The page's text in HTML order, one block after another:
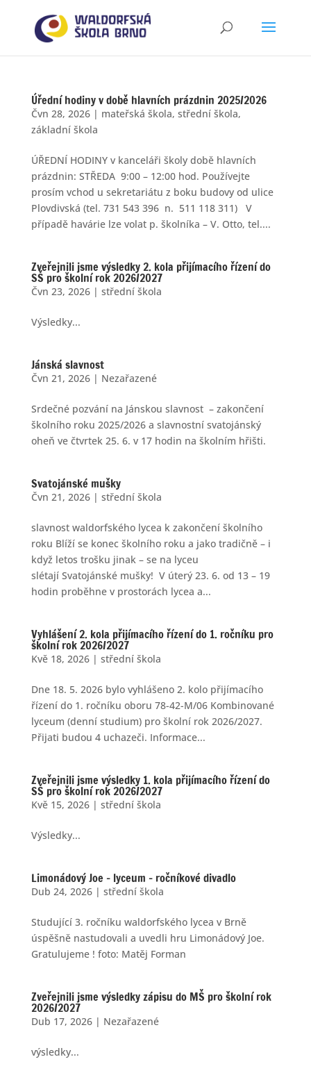
Úřední hodiny v době hlavních prázdnin 2025/2026
Čvn 28, 2026| mateřská škola, střední škola,
základní škola
ÚŘEDNÍ HODINY v kanceláři školy době hlavních
prázdnin: STŘEDA 9:00 – 12:00 hod. Používejte
prosím vchod u sekretariátu z boku budovy od ulice
Plovdivská (tel. 731 543 396 n. 511 118 311) V
případě havárie lze volat p. školníka – V. Otto, tel....
Zveřejnili jsme výsledky 2. kola přijímacího řízení do
SŠ pro školní rok 2026/2027
Čvn 23, 2026| střední škola
Výsledky...
Jánská slavnost
Čvn 21, 2026| Nezařazené
Srdečné pozvání na Jánskou slavnost – zakončení
školního roku 2025/2026 a slavnostní svatojánský
oheň ve čtvrtek 25. 6. v 17 hodin na školním hřišti.
Svatojánské mušky
Čvn 21, 2026| střední škola
slavnost waldorfského lycea k zakončení školního
roku Blíží se konec školního roku a jako tradičně – i
když letos trošku jinak – se na lyceu
slétají Svatojánské mušky! V úterý 23. 6. od 13 – 19
hodin proběhne v prostorách lycea a...
Vyhlášení 2. kola přijímacího řízení do 1. ročníku pro
školní rok 2026/2027
Kvě 18, 2026| střední škola
Dne 18. 5. 2026 bylo vyhlášeno 2. kolo přijímacího
řízení do 1. ročníku oboru 78-42-M/06 Kombinované
lyceum (denní studium) pro školní rok 2026/2027.
Přijati budou 4 uchazeči. Informace...
Zveřejnili jsme výsledky 1. kola přijímacího řízení do
SŠ pro školní rok 2026/2027
Kvě 15, 2026| střední škola
Výsledky...
Limonádový Joe – lyceum – ročníkové divadlo
Dub 24, 2026| střední škola
Studující 3. ročníku waldorfského lycea v Brně
úspěšně nastudovali a uvedli hru Limonádový Joe.
Gratulujeme ! foto: Matěj Forman
Zveřejnili jsme výsledky zápisu do MŠ pro školní rok
2026/2027
Dub 17, 2026| Nezařazené
výsledky...